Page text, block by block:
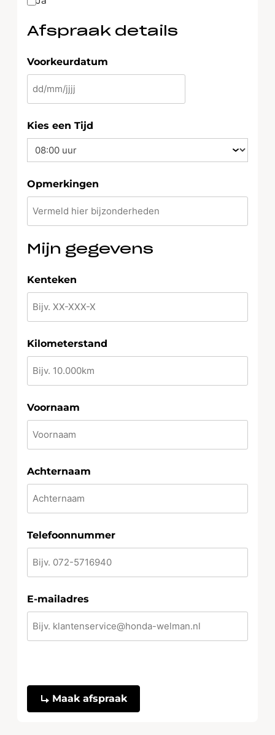
Afspraak details
Voorkeurdatum
DD
MM
slash
JJJJ
Kies een Tijd
Opmerkingen
Mijn gegevens
Kenteken
Kilometerstand
Voornaam
Achternaam
Telefoonnummer
E-mailadres